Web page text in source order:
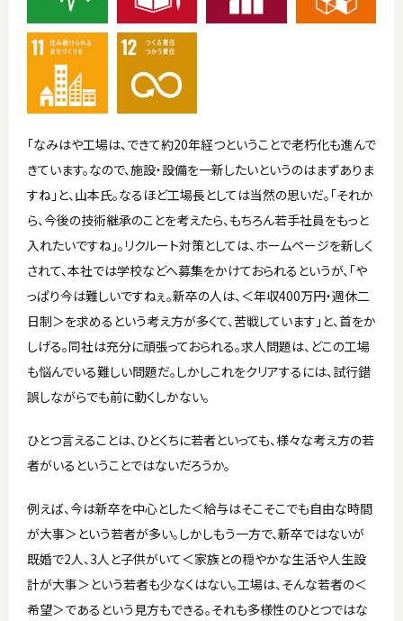
「なみはや工場は、できて約20年経つということで老朽化も進んで
きています。なので、施設・設備を一新したいというのはまずありま
すね」と、山本氏。なるほど工場長としては当然の思いだ。「それか
ら、今後の技術継承のことを考えたら、もちろん若手社員をもっと
入れたいですね」。リクルート対策としては、ホームページを新しく
されて、本社では学校などへ募集をかけておられるというが、「や
っぱり今は難しいですねぇ。新卒の人は、＜年収400万円・週休二
日制＞を求めるという考え方が多くて、苦戦しています」と、首をか
しげる。同社は充分に頑張っておられる。求人問題は、どこの工場
も悩んでいる難しい問題だ。しかしこれをクリアするには、試行錯
誤しながらでも前に動くしかない。
ひとつ言えることは、ひとくちに若者といっても、様々な考え方の若
者がいるということではないだろうか。
例えば、今は新卒を中心とした＜給与はそこそこでも自由な時間
が大事＞という若者が多い。しかしもう一方で、新卒ではないが
既婚で2人、3人と子供がいて＜家族との穏やかな生活や人生設
計が大事＞という若者も少なくはない。工場は、そんな若者の＜
希望＞であるという見方もできる。それも多様性のひとつではな